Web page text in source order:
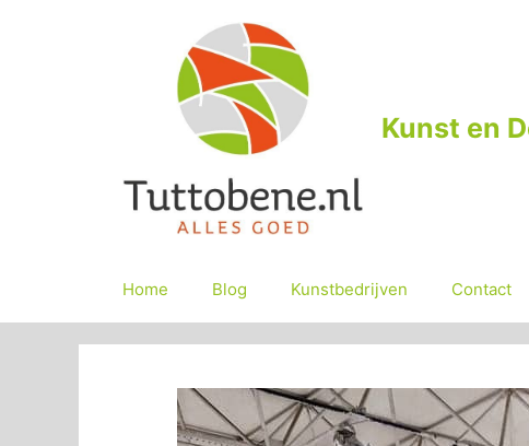
Kunst en
Home Blog Kunstbedrijven Contact